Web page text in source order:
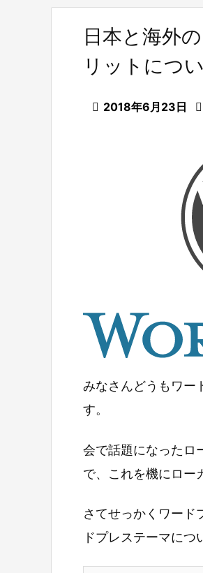
日本と海外
リットにつ
 2018年6月23日 
みなさんどうもワー
す。
会で話題になったロ
で、これを機にロー
さてせっかくワード
ドプレステーマにつ